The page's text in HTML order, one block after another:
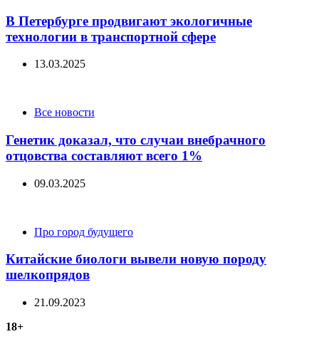
В Петербурге продвигают экологичные
технологии в транспортной сфере
13.03.2025
CategoriesВсе новости
Генетик доказал, что случаи внебрачного
отцовства составляют всего 1%
09.03.2025
CategoriesПро город будущего
Китайские биологи вывели новую породу
шелкопрядов
21.09.2023
18+